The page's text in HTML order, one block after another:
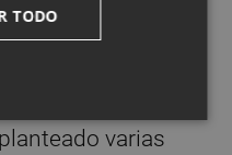
los últimos días
del precio y ha
varias
TODO